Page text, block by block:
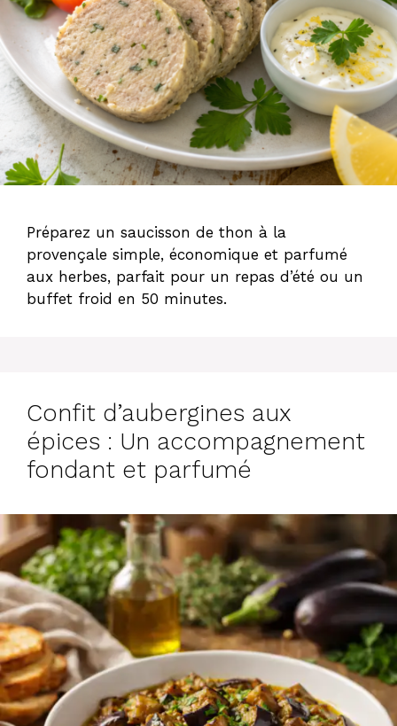
Préparez un saucisson de thon à la
provençale simple, économique et parfumé
aux herbes, parfait pour un repas d’été ou un
buffet froid en 50 minutes.
Confit d’aubergines aux
épices : Un accompagnement
fondant et parfumé